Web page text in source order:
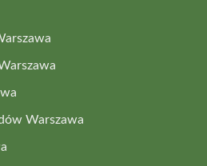
Warszawa